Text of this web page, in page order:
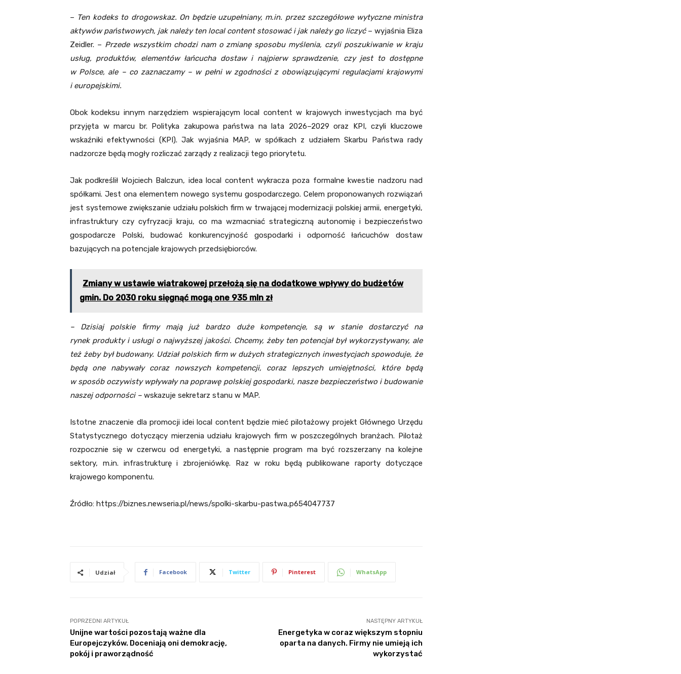
– Ten kodeks to drogowskaz. On będzie uzupełniany, m.in. przez szczegółowe wytyczne ministra
aktywów państwowych, jak należy ten local content stosować i jak należy go liczyć– wyjaśnia Eliza
Zeidler. – Przede wszystkim chodzi nam o zmianę sposobu myślenia, czyli poszukiwanie w kraju
usług, produktów, elementów łańcucha dostaw inajpierwsprawdzenie, czy jest to dostępne
w Polsce, ale – co zaznaczamy – w pełni w zgodności z obowiązującymi regulacjami krajowymi
i europejskimi.
Obok kodeksu innym narzędziem wspierającym local content w krajowych inwestycjach ma być
przyjęta w marcu br. Polityka zakupowa państwa na lata 2026–2029 oraz KPI, czyli kluczowe
wskaźniki efektywności (KPI). Jak wyjaśnia MAP, w spółkach z udziałem Skarbu Państwa rady
nadzorcze będą mogły rozliczać zarządy z realizacji tego priorytetu.
Jak podkreślił Wojciech Balczun, idea local content wykracza poza formalne kwestie nadzoru nad
spółkami. Jest ona elementem nowego systemu gospodarczego. Celem proponowanych rozwiązań
jest systemowe zwiększanie udziału polskich firm w trwającej modernizacji polskiej armii, energetyki,
infrastruktury czy cyfryzacji kraju, co ma wzmacniać strategiczną autonomię i bezpieczeństwo
gospodarcze Polski, budować konkurencyjność gospodarki i odporność łańcuchów dostaw
bazujących na potencjale krajowych przedsiębiorców.
Zmiany w ustawie wiatrakowej przełożą się na dodatkowe wpływy do budżetów
gmin. Do 2030 roku sięgnąć mogą one 935 mln zł
– Dzisiaj polskie firmy mają już bardzo duże kompetencje, są w stanie dostarczyćna
rynekprodukty i usługi o najwyższej jakości. Chcemy, żeby ten potencjał był wykorzystywany, ale
też żeby był budowany. Udział polskich firm w dużych strategicznych inwestycjach spowoduje, że
będą one nabywały coraz nowszych kompetencji, coraz lepszych umiejętności, które będą
w sposób oczywisty wpływały na poprawę polskiej gospodarki, nasze bezpieczeństwo i budowanie
naszej odporności – wskazuje sekretarz stanu w MAP.
Istotne znaczenie dla promocji idei local content będzie mieć pilotażowy projekt Głównego Urzędu
Statystycznego dotyczący mierzenia udziału krajowych firm w poszczególnych branżach. Pilotaż
rozpocznie się w czerwcu od energetyki, a następnie program ma być rozszerzany na kolejne
sektory, m.in. infrastrukturę i zbrojeniówkę. Raz w roku będą publikowane raporty dotyczące
krajowego komponentu.
Źródło: https://biznes.newseria.pl/news/spolki-skarbu-pastwa,p654047737
Udział Facebook Twitter Pinterest WhatsApp
POPRZEDNI ARTYKUŁ
Unijne wartości pozostają ważne dla
Europejczyków. Doceniają oni demokrację,
pokój i praworządność
NASTĘPNY ARTYKUŁ
Energetyka w coraz większym stopniu
oparta na danych. Firmy nie umieją ich
wykorzystać